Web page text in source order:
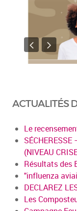
ACTUALITÉS
Le
SÉCHERESSE
(NIVEAU
Résultats des
"influenza
DECLAREZ
Les